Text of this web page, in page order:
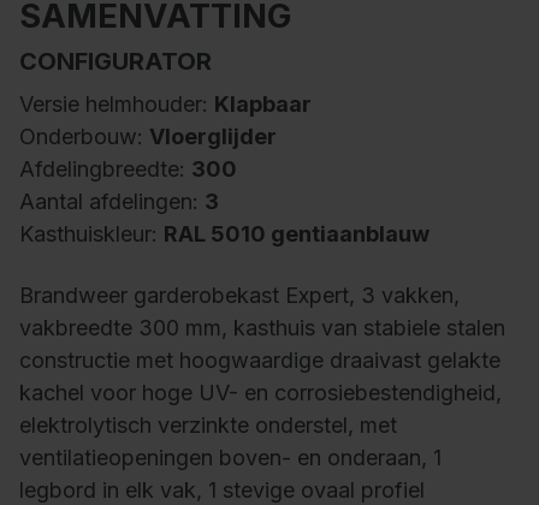
SAMENVATTING
CONFIGURATOR
Versie helmhouder: Klapbaar
Onderbouw: Vloerglijder
Afdelingbreedte: 300
Aantal afdelingen: 3
Kasthuiskleur: RAL 5010 gentiaanblauw
Brandweer garderobekast Expert, 3 vakken,
vakbreedte 300 mm, kasthuis van stabiele stalen
constructie met hoogwaardige draaivast gelakte
kachel voor hoge UV- en corrosiebestendigheid,
elektrolytisch verzinkte onderstel, met
ventilatieopeningen boven- en onderaan, 1
legbord in elk vak, 1 stevige ovaal profiel